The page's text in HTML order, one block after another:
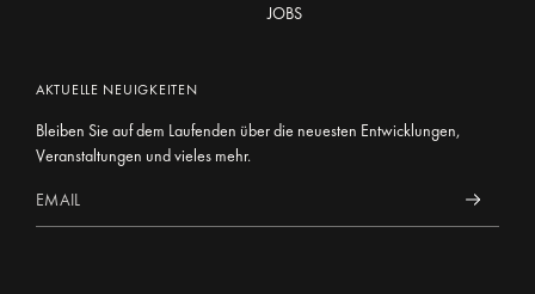
JOBS
AKTUELLE NEUIGKEITEN
Bleiben Sie auf dem Laufenden über die neuesten Entwicklungen,
Veranstaltungen und vieles mehr.